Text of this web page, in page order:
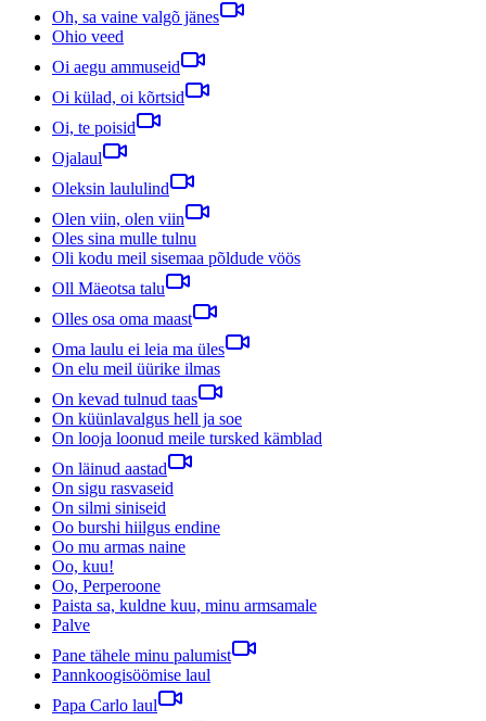
Oh, sa vaine valgõ jänes
Ohio veed
Oi aegu ammuseid
Oi külad, oi kõrtsid
Oi, te poisid
Ojalaul
Oleksin laululind
Olen viin, olen viin
Oles sina mulle tulnu
Oli kodu meil sisemaa põldude vöös
Oll Mäeotsa talu
Olles osa oma maast
Oma laulu ei leia ma üles
On elu meil üürike ilmas
On kevad tulnud taas
On küünlavalgus hell ja soe
On looja loonud meile tursked kämblad
On läinud aastad
On sigu rasvaseid
On silmi siniseid
Oo burshi hiilgus endine
Oo mu armas naine
Oo, kuu!
Oo, Perperoone
Paista sa, kuldne kuu, minu armsamale
Palve
Pane tähele minu palumist
Pannkoogisöömise laul
Papa Carlo laul